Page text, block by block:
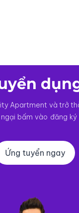
Apartment và trở
bấm vào đăng
Ứng tuyển ngay